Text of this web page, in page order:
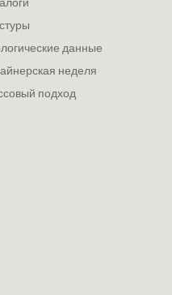
данные
неделя
подход